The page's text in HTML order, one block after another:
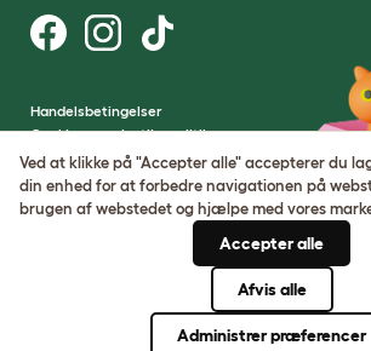
Handelsbetingelser
Cookie- og privatlivspolitik
Cookie Settings
Sitemap
Virksomhedens registreringsnummer:
Ved at klikke på "Accepter alle" accepterer du
din enhed for at forbedre navigationen på
brugen af ​​webstedet og hjælpe med vores
Accepter alle
Afvis alle
Administrer præferencer